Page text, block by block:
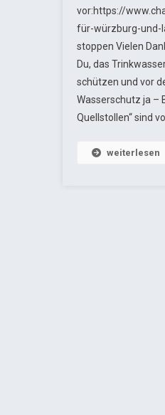
vor:https://
für-würzburg-und-
stoppen Vielen
Du, das
schützen und vor
Wasserschutz ja –
Quellstollen“ sind
weiterlesen